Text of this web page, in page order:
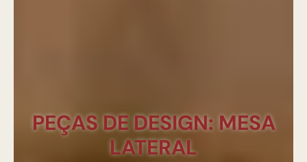
PEÇAS DE DESIGN: MESA
LATERAL